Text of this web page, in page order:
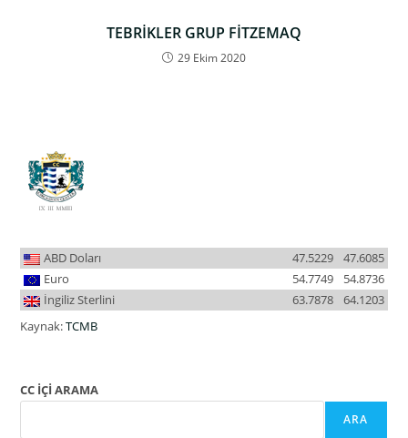
TEBRİKLER GRUP FİTZEMAQ
29 Ekim 2020
ABD Doları 47.6085
47.5229
Euro
54.8736
54.7749
İngiliz Sterlini
64.1203
63.7878
Kaynak:TCMB
CC İÇİ ARAMA
ARA